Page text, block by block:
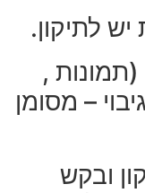
,
– מסומן
ובקש